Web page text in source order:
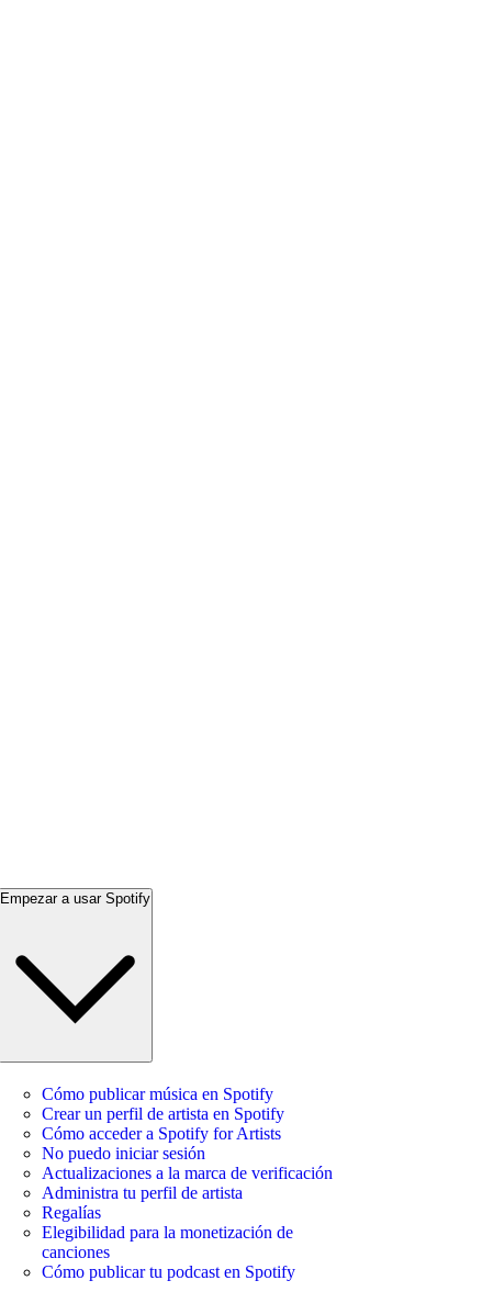
Empezar a usar Spotify
Cómo publicar música en Spotify
Crear un perfil de artista en Spotify
Cómo acceder a Spotify for Artists
No puedo iniciar sesión
Actualizaciones a la marca de verificación
Administra tu perfil de artista
Regalías
Elegibilidad para la monetización de
canciones
Cómo publicar tu podcast en Spotify